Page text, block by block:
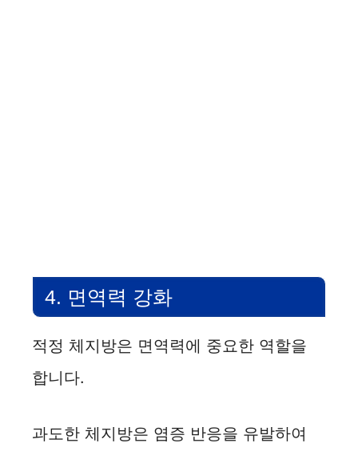
4. 면역력 강화
적정 체지방은 면역력에 중요한 역할을
합니다.
과도한 체지방은 염증 반응을 유발하여